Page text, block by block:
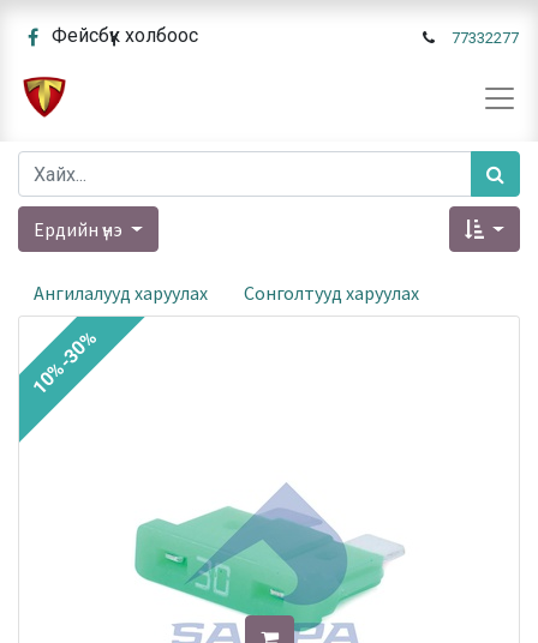
Фейсбүүк холбоос 77332277
Ердийн үнэ
Ангилалууд харуулах Сонголтууд харуулах
10%-30%